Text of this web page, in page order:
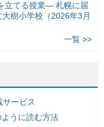
立てる授業— 札幌に届
樹小学校（2026年3月
一覧 >>
サービス
うに読む方法